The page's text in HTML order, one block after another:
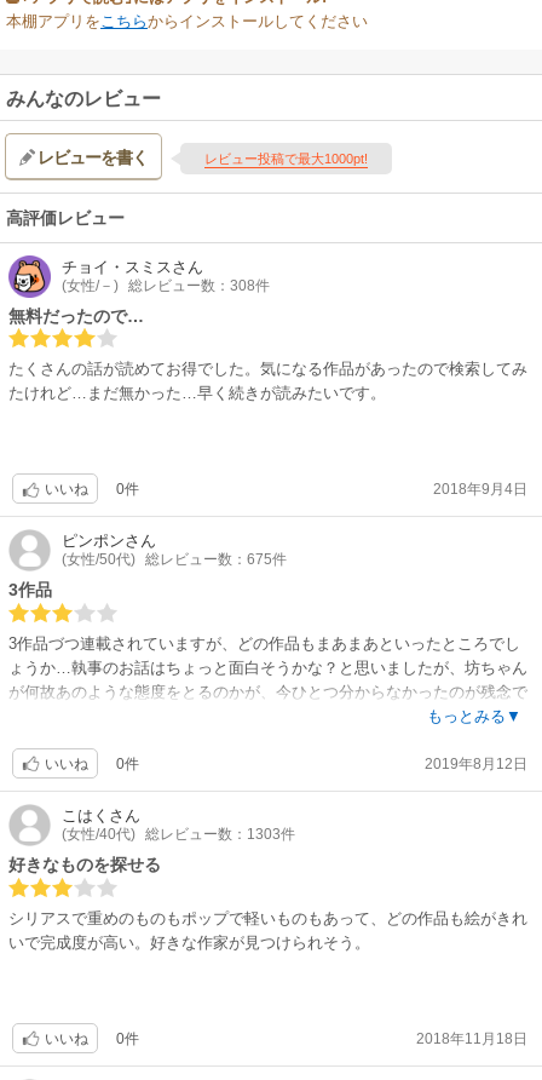
本棚アプリを こちらからインストールしてください
みんなのレビュー
レビューを書く レビュー投稿で最大1000pt!
高評価レビュー
チョイ・スミス さん
(女性/－) 総レビュー数：308件
無料だったので…
たくさんの話が読めてお得でした。気になる作品があったので検索してみ
たけれど…まだ無かった…早く続きが読みたいです。
いいね 0件 2018年9月4日
ピンポンさん
(女性/50代) 総レビュー数：675件
3作品
3作品づつ連載されていますが、どの作品もまあまあといったところでし
ょうか…執事のお話はちょっと面白そうかな？と思いましたが、坊ちゃん
が何故あのような態度をとるのかが、今ひとつ分からなかったのが残念で
した。3作品300円という値段設定はいいと思うので、今後に期待したいと
もっとみる▼
いいね 0件 2019年8月12日
こはく さん
(女性/40代) 総レビュー数：1303件
好きなものを探せる
シリアスで重めのものもポップで軽いものもあって、どの作品も絵がきれ
いで完成度が高い。好きな作家が見つけられそう。
いいね 0件 2018年11月18日